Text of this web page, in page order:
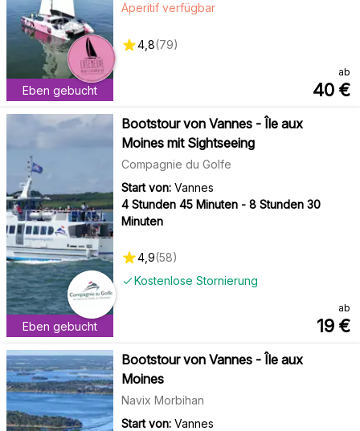
Eben gebucht
Aperitif verfügbar
4,8(79)
ab
40 €
Eben gebucht
Bootstour von Vannes - Île aux
Moines mit Sightseeing
Compagnie du Golfe
Start von: Vannes
4 Stunden 45 Minuten - 8 Stunden 30
Minuten
Kostenlose Stornierung
4,9(58)
ab
19 €
Bootstour von Vannes - Île aux
Moines
Navix Morbihan
Start von: Vannes